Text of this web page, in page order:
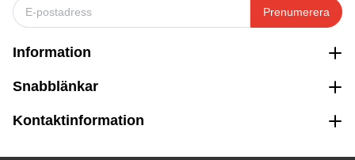
Prenumerera
Information
Snabblänkar
Kontaktinformation